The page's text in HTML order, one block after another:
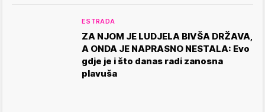
ESTRADA
ZA NJOM JE LUDJELA BIVŠA DRŽAVA,
A ONDA JE NAPRASNO NESTALA: Evo
gdje je i što danas radi zanosna
plavuša